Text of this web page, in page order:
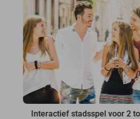
Interactief stadsspel voor 2